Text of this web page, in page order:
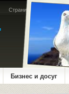
Страница оплаты
Бизнес и досуг